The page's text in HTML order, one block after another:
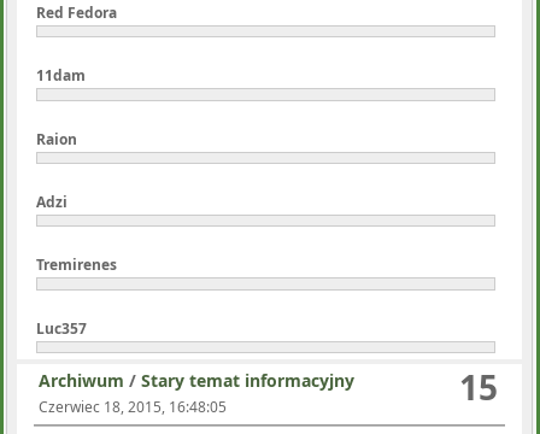
Red Fedora
11dam
Raion
Adzi
Tremirenes
Luc357
15
Archiwum / Stary temat informacyjny
Czerwiec 18, 2015, 16:48:05